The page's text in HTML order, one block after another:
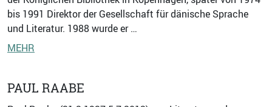
bis 1991 Direktor der Gesellschaft für dänische Sprache
und Literatur. 1988 wurde er …
MEHR
PAUL RAABE